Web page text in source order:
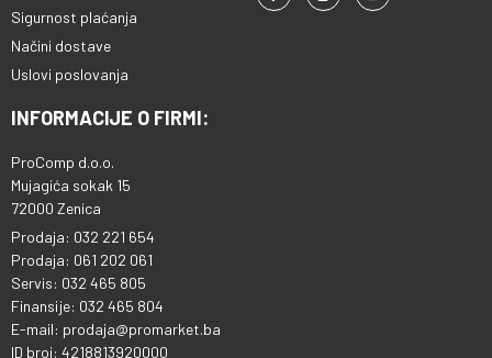
Sigurnost plaćanja
Načini dostave
Uslovi poslovanja
INFORMACIJE O FIRMI:
ProComp d.o.o.
Mujagića sokak 15
72000 Zenica
Prodaja: 032 221 654
Prodaja: 061 202 061
Servis: 032 465 805
Finansije: 032 465 804
E-mail: prodaja@promarket.ba
ID broj: 4218813920000